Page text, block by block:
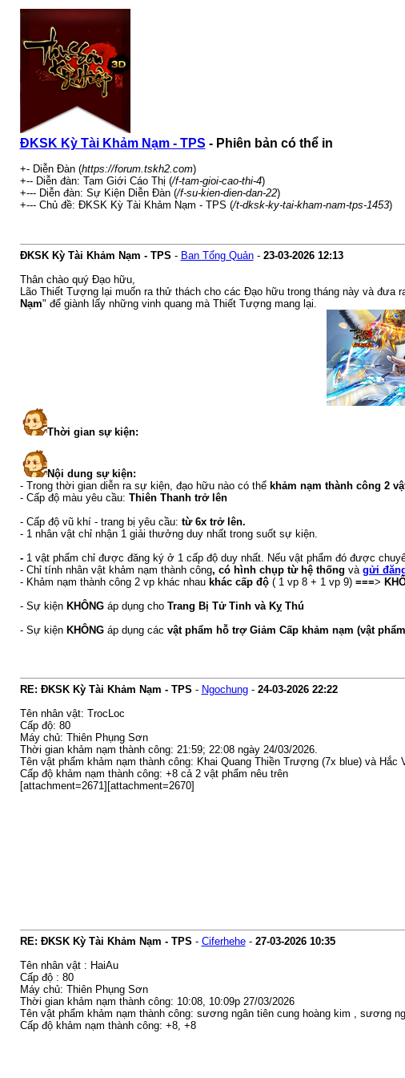
ĐKSK Kỳ Tài Khảm Nạm - TPS - Phiên bản có thể in
+- Diễn Đàn (https://forum.tskh2.com)
+-- Diễn đàn: Tam Giới Cáo Thị (/f-tam-gioi-cao-thi-4)
+--- Diễn đàn: Sự Kiện Diễn Đàn (/f-su-kien-dien-dan-22)
+--- Chủ đề: ĐKSK Kỳ Tài Khảm Nạm - TPS (/t-dksk-ky-tai-kham-nam-tps-1453)
ĐKSK Kỳ Tài Khảm Nạm - TPS - Ban Tổng Quản- 23-03-2026 12:13
Thân chào quý Đạo hữu,
Lão Thiết Tượng lại muốn ra thử thách cho các Đạo hữu trong tháng này và
Nạm" để giành lấy những vinh quang mà Thiết Tượng mang lại.
Thời gian sự kiện:
Nội dung sự kiện:
- Trong thời gian diễn ra sự kiện, đạo hữu nào có thể khảm nạm thành công 2
- Cấp độ màu yêu cầu: Thiên Thanh trở lên
- Cấp độ vũ khí - trang bị yêu cầu: từ 6x trở lên.
- 1 nhân vật chỉ nhận 1 giải thưởng duy nhất trong suốt sự kiện.
- 1 vật phẩm chỉ được đăng ký ở 1 cấp độ duy nhất. Nếu vật phẩm đó được
- Chỉ tính nhân vật khảm nạm thành công, có hình chụp từ hệ thống và gửi
- Khảm nạm thành công 2 vp khác nhau khác cấp độ( 1 vp 8 + 1 vp 9) ===>
- Sự kiện KHÔNGáp dụng cho Trang Bị Tử Tinh và Kỵ Thú
- Sự kiện KHÔNGáp dụng các vật phẩm hỗ trợ Giảm Cấp khảm nạm (vật
RE: ĐKSK Kỳ Tài Khảm Nạm - TPS - Ngochung- 24-03-2026 22:22
Tên nhân vật: TrocLoc
Cấp độ: 80
Máy chủ: Thiên Phụng Sơn
Thời gian khảm nạm thành công: 21:59; 22:08 ngày 24/03/2026.
Tên vật phẩm khảm nạm thành công: Khai Quang Thiền Trượng (7x blue) và Hắc
Cấp độ khảm nạm thành công: +8 cả 2 vật phẩm nêu trên
[attachment=2671][attachment=2670]
RE: ĐKSK Kỳ Tài Khảm Nạm - TPS - Ciferhehe- 27-03-2026 10:35
Tên nhân vật : HaiAu
Cấp độ : 80
Máy chủ: Thiên Phụng Sơn
Thời gian khảm nạm thành công: 10:08, 10:09p 27/03/2026
Tên vật phẩm khảm nạm thành công: sương ngân tiên cung hoàng kim , sương
Cấp độ khảm nạm thành công: +8, +8